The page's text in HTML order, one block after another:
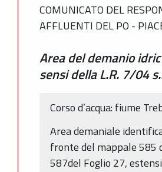
COMUNICATO DEL
AFFLUENTI DEL PO -
Area del demanio
sensi della L.R. 7/04
Corso d’acqua: fiume
Area demaniale
fronte del mappale 585
587del Foglio 27,